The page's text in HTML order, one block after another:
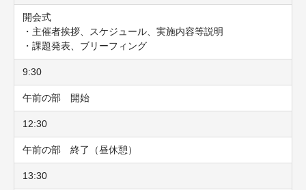
開会式
・主催者挨拶、スケジュール、実施内容等説明
・課題発表、ブリーフィング
9:30
午前の部 開始
12:30
午前の部 終了 （昼休憩）
13:30